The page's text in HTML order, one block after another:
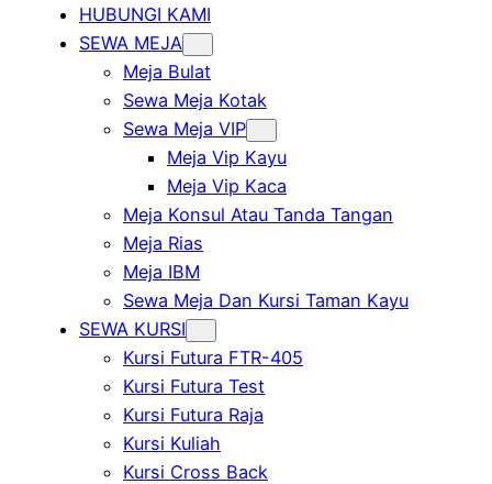
HUBUNGI KAMI
SEWA MEJA
Meja Bulat
Sewa Meja Kotak
Sewa Meja VIP
Meja Vip Kayu
Meja Vip Kaca
Meja Konsul Atau Tanda Tangan
Meja Rias
Meja IBM
Sewa Meja Dan Kursi Taman Kayu
SEWA KURSI
Kursi Futura FTR-405
Kursi Futura Test
Kursi Futura Raja
Kursi Kuliah
Kursi Cross Back